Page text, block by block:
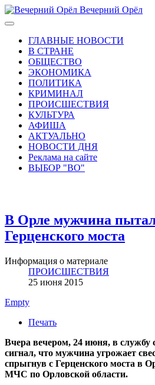
Вечерний Орёл
ГЛАВНЫЕ НОВОСТИ
В СТРАНЕ
ОБЩЕСТВО
ЭКОНОМИКА
ПОЛИТИКА
КРИМИНАЛ
ПРОИСШЕСТВИЯ
КУЛЬТУРА
АФИША
АКТУАЛЬНО
НОВОСТИ ДНЯ
Реклама на сайте
ВЫБОР "ВО"
В Орле мужчина
Герценского моста
Информация о материале
ПРОИСШЕСТВИЯ
25 июня 2015
Empty
Печать
Вчера вечером, 24 июня, в службу
сигнал, что мужчина угрожает
спрыгнув с Герценского моста в
МЧС по Орловской области.